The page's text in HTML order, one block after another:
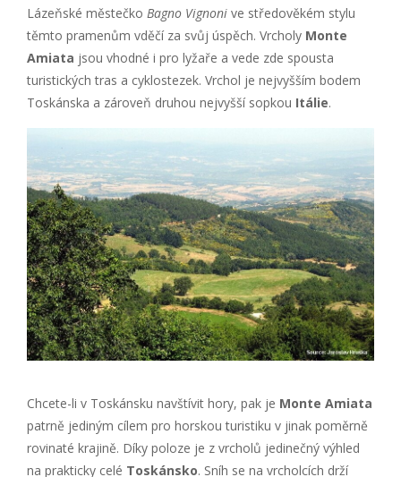
Lázeňské městečko Bagno Vignoni ve středověkém stylu
těmto pramenům vděčí za svůj úspěch. Vrcholy Monte
Amiata jsou vhodné i pro lyžaře a vede zde spousta
turistických tras a cyklostezek. Vrchol je nejvyšším bodem
Toskánska a zároveň druhou nejvyšší sopkou Itálie.
Chcete-li v Toskánsku navštívit hory, pak je Monte Amiata
patrně jediným cílem pro horskou turistiku v jinak poměrně
rovinaté krajině. Díky poloze je z vrcholů jedinečný výhled
na prakticky celé Toskánsko. Sníh se na vrcholcích drží